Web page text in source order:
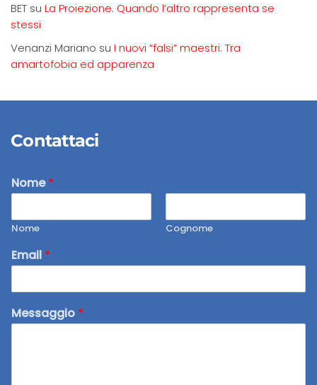
BET su La Proiezione. Quando l’altro rappresenta se
stessi
Venanzi Mariano su I nuovi “falsi” maestri. Tra
amartofobia ed apparenza
Contattaci
Nome*
Nome Cognome
Email *
Messaggio *